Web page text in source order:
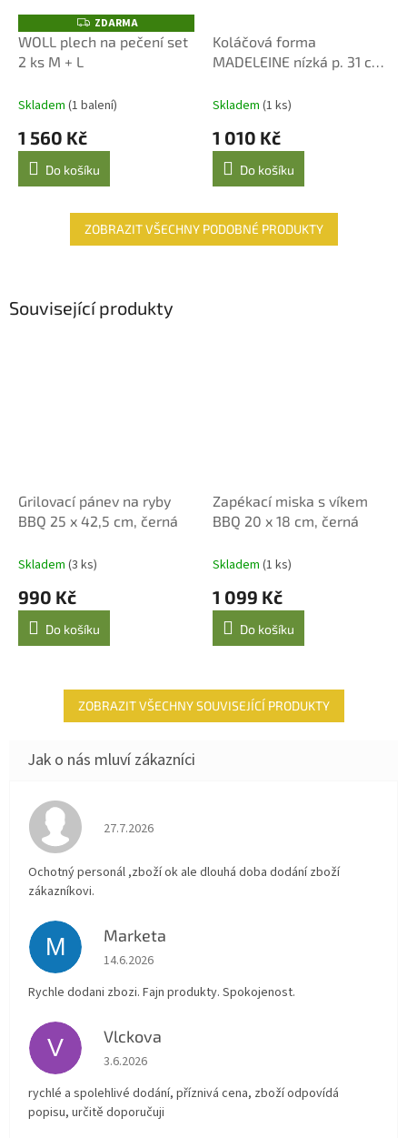
Z
D
A
ZDARMA
WOLL plech na pečení set
2 ks M + L
Skladem (1 balení)
1 560 Kč
Do košíku
Koláčová forma
MADELEINE nízká p. 31 cm
Skladem (1 ks)
1 010 Kč
Do košíku
ZOBRAZIT VŠECHNY PODOBNÉ PRODUKTY
Související produkty
Grilovací pánev na ryby
BBQ 25 x 42,5 cm, černá
Skladem (3 ks)
990 Kč
Do košíku
Zapékací miska s víkem
BBQ 20 x 18 cm, černá
Skladem (1 ks)
1 099 Kč
Do košíku
ZOBRAZIT VŠECHNY SOUVISEJÍCÍ PRODUKTY
Hodnocení obchodu je 4 z 5 hvězdiček.
27.7.2026
Ochotný personál ,zboží ok ale dlouhá doba dodání zboží
zákazníkovi.
M Marketa
Hodnocení obchodu je 5 z 5 hvězdiček.
14.6.2026
Rychle dodani zbozi. Fajn produkty. Spokojenost.
V Vlckova
Hodnocení obchodu je 5 z 5 hvězdiček.
3.6.2026
rychlé a spolehlivé dodání, příznivá cena, zboží odpovídá
popisu, určitě doporučuji